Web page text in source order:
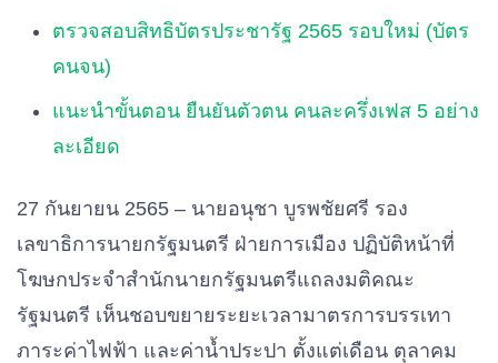
ตรวจสอบสิทธิบัตรประชารัฐ 2565 รอบใหม่ (บัตร
คนจน)
แนะนำขั้นตอน ยืนยันตัวตน คนละครึ่งเฟส 5 อย่าง
ละเอียด
27 กันยายน 2565 – นายอนุชา บูรพชัยศรี รอง
เลขาธิการนายกรัฐมนตรี ฝ่ายการเมือง ปฏิบัติหน้าที่
โฆษกประจำสำนักนายกรัฐมนตรีแถลงมติคณะ
รัฐมนตรี เห็นชอบขยายระยะเวลามาตรการบรรเทา
ภาระค่าไฟฟ้า และค่าน้ำประปา ตั้งแต่เดือน ตุลาคม